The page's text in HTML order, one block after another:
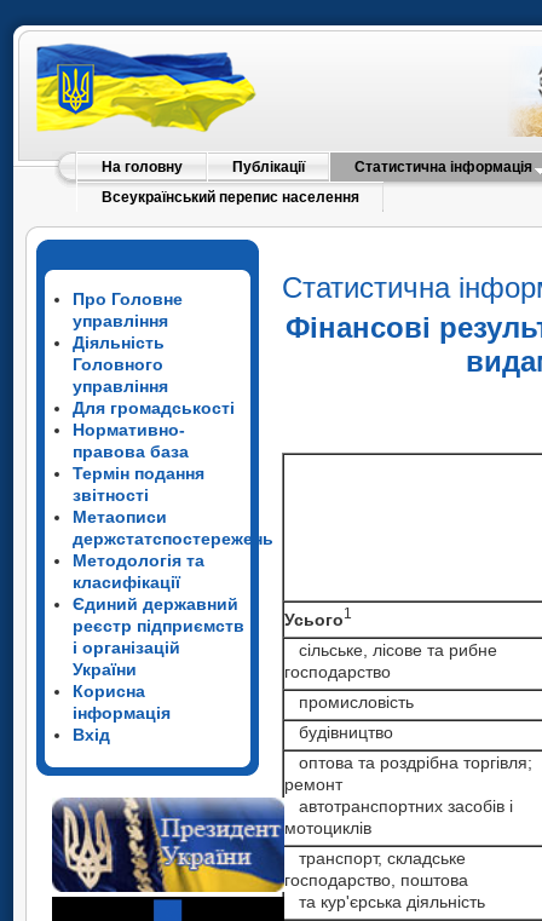
На головну Публікації
Статистична інформація
Всеукраїнський перепис населення
Про Головне
управління
Діяльність
Головного
управління
Для громадськості
Нормативно-
правова база
Термін подання
звітності
Метаописи
держстатспостережень
Методологія та
класифікації
Єдиний державний
реєстр підприємств
і організацій
України
Корисна
інформація
Вхід
Статистична
Фінансові
Усього1
сільське, лісове та рибне
господарство
промисловість
будівництво
оптова та роздрібна торгівля;
ремонт
автотранспортних засобів і
мотоциклів
транспорт, складське
господарство, поштова
та кур'єрська діяльність